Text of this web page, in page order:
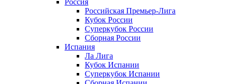
Россия
Российская Премьер-Лига
Кубок России
Суперкубок России
Сборная России
Испания
Ла Лига
Кубок Испании
Суперкубок Испании